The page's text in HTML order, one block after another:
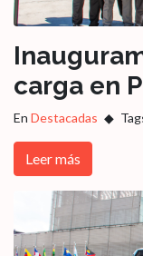
carga en
En Destacadas
Leer más